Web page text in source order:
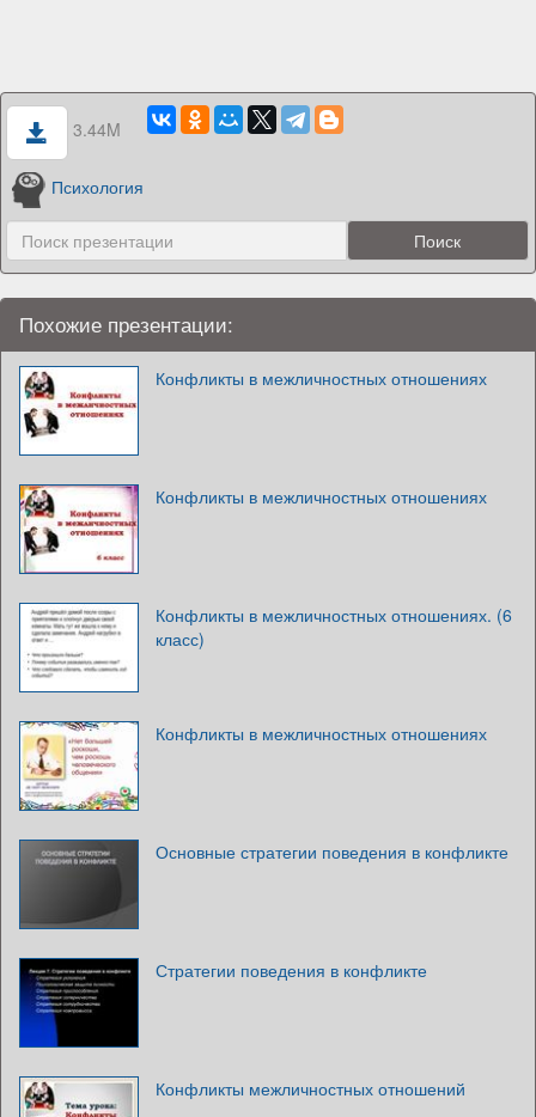
3.44M
Психология
Похожие презентации:
Конфликты в межличностных отношениях
Конфликты в межличностных отношениях
Конфликты в межличностных отношениях. (6
класс)
Конфликты в межличностных отношениях
Основные стратегии поведения в конфликте
Стратегии поведения в конфликте
Конфликты межличностных отношений